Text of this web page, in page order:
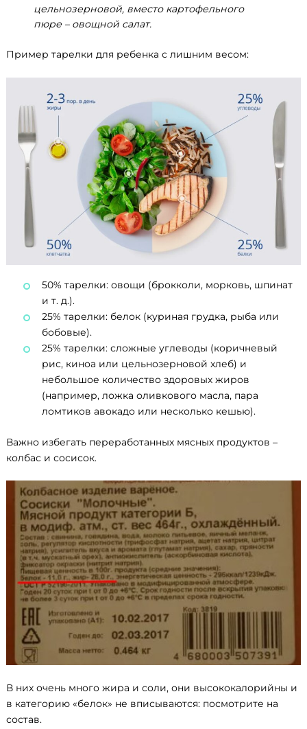
цельнозерновой, вместо картофельного
пюре – овощной салат.
Пример тарелки для ребенка с лишним весом:
50% тарелки: овощи (брокколи, морковь, шпинат
и т. д.).
25% тарелки: белок (куриная грудка, рыба или
бобовые).
25% тарелки: сложные углеводы (коричневый
рис, киноа или цельнозерновой хлеб) и
небольшое количество здоровых жиров
(например, ложка оливкового масла, пара
ломтиков авокадо или несколько кешью).
Важно избегать переработанных мясных продуктов –
колбас и сосисок.
В них очень много жира и соли, они высококалорийны и
в категорию «белок» не вписываются: посмотрите на
состав.
Search
for: